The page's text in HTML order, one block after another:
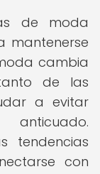
de moda
mantenerse
cambia
de las
a evitar
tendencias
con